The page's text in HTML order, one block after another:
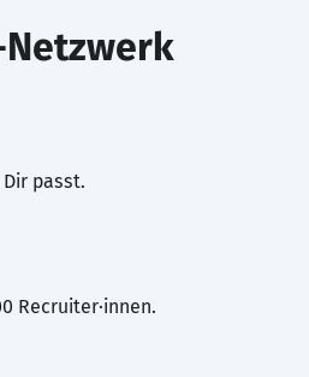
Netzwerk
passt.
Recruiter·innen.